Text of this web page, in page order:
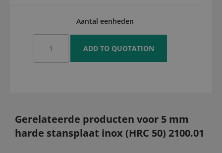
Aantal eenheden
Gerelateerde producten voor 5 mm
harde stansplaat inox (HRC 50) 2100.01